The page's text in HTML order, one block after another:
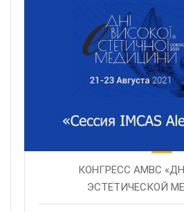
КОНГРЕСС AMBC
ЭСТЕТИЧЕСКОЙ